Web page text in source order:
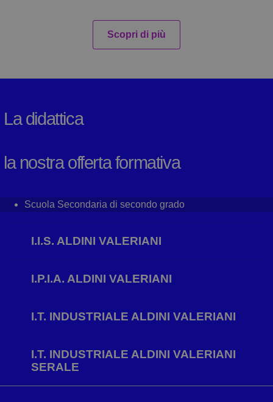
Scopri di più
La didattica
la nostra offerta formativa
Scuola Secondaria di secondo grado
I.I.S. ALDINI VALERIANI
I.P.I.A. ALDINI VALERIANI
I.T. INDUSTRIALE ALDINI VALERIANI
I.T. INDUSTRIALE ALDINI VALERIANI
SERALE